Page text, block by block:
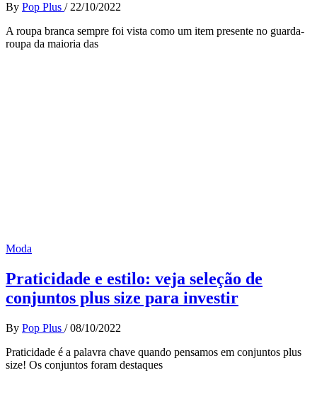
By Pop Plus / 22/10/2022
A roupa branca sempre foi vista como um item presente no guarda-
roupa da maioria das
Moda
Praticidade e estilo: veja seleção de
conjuntos plus size para investir
By Pop Plus / 08/10/2022
Praticidade é a palavra chave quando pensamos em conjuntos plus
size! Os conjuntos foram destaques